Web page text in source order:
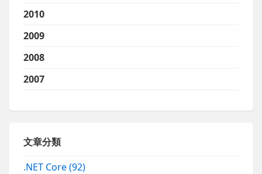
2010
2009
2008
2007
文章分類
.NET Core(92)